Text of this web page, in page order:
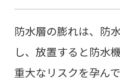
防水層の膨れは、防
し、放置すると防水
重大なリスクを孕んで